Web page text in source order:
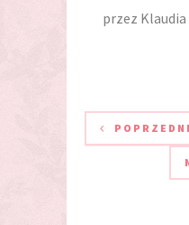
przez Klaudia